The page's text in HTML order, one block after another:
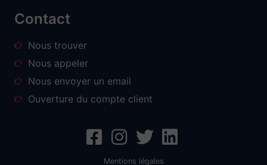
Contact
Nous trouver
Nous appeler
Nous envoyer un email
Ouverture du compte client
Mentions légales